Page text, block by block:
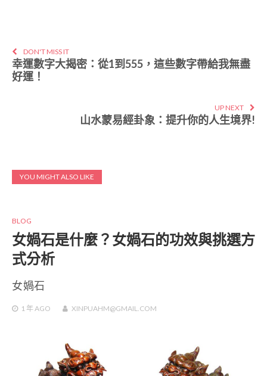
DON'T MISS IT
幸運數字大揭密：從1到555，這些數字帶給我無盡
好運！
UP NEXT
山水蒙易經卦象：提升你的人生境界!
YOU MIGHT ALSO LIKE
BLOG
女媧石是什麼？女媧石的功效與挑選方
式分析
女媧石
1 年 AGO XINPUAHM@GMAIL.COM